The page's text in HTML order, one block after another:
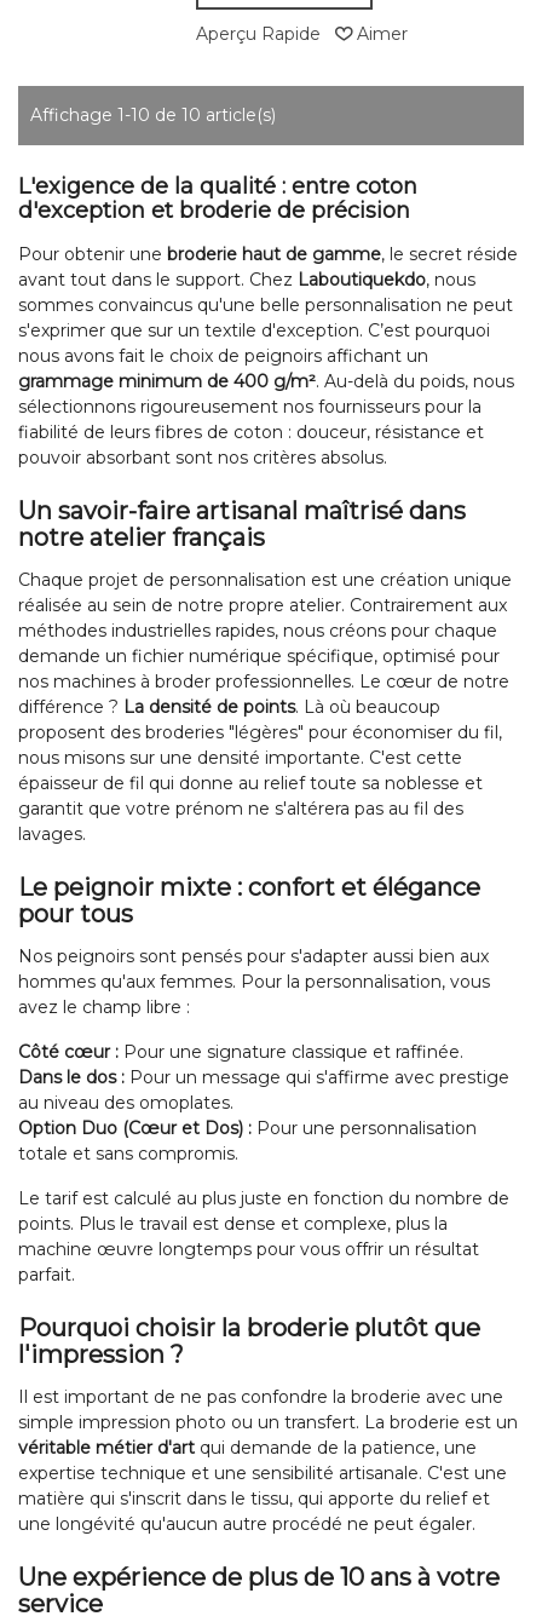
Aperçu Rapide Aimer
Affichage 1-10 de 10 article(s)
L'exigence de la qualité : entre coton
d'exception et broderie de précision
Pour obtenir une broderie haut de gamme, le secret réside
avant tout dans le support. Chez Laboutiquekdo, nous
sommes convaincus qu'une belle personnalisation ne peut
s'exprimer que sur un textile d'exception. C’est pourquoi
nous avons fait le choix de peignoirs affichant un
grammage minimum de 400 g/m². Au-delà du poids, nous
sélectionnons rigoureusement nos fournisseurs pour la
fiabilité de leurs fibres de coton : douceur, résistance et
pouvoir absorbant sont nos critères absolus.
Un savoir-faire artisanal maîtrisé dans
notre atelier français
Chaque projet de personnalisation est une création unique
réalisée au sein de notre propre atelier. Contrairement aux
méthodes industrielles rapides, nous créons pour chaque
demande un fichier numérique spécifique, optimisé pour
nos machines à broder professionnelles. Le cœur de notre
différence ? La densité de points. Là où beaucoup
proposent des broderies "légères" pour économiser du fil,
nous misons sur une densité importante. C'est cette
épaisseur de fil qui donne au relief toute sa noblesse et
garantit que votre prénom ne s'altérera pas au fil des
lavages.
Le peignoir mixte : confort et élégance
pour tous
Nos peignoirs sont pensés pour s'adapter aussi bien aux
hommes qu'aux femmes. Pour la personnalisation, vous
avez le champ libre :
Côté cœur : Pour une signature classique et raffinée.
Dans le dos : Pour un message qui s'affirme avec prestige
au niveau des omoplates.
Option Duo (Cœur et Dos) : Pour une personnalisation
totale et sans compromis.
Le tarif est calculé au plus juste en fonction du nombre de
points. Plus le travail est dense et complexe, plus la
machine œuvre longtemps pour vous offrir un résultat
parfait.
Pourquoi choisir la broderie plutôt que
l'impression ?
Il est important de ne pas confondre la broderie avec une
simple impression photo ou un transfert. La broderie est un
véritable métier d'art qui demande de la patience, une
expertise technique et une sensibilité artisanale. C'est une
matière qui s'inscrit dans le tissu, qui apporte du relief et
une longévité qu'aucun autre procédé ne peut égaler.
Une expérience de plus de 10 ans à votre
service